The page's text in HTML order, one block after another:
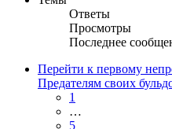
Ответы
Просмотры
Последнее
Перейти к первому
Предателям своих
1
…
5